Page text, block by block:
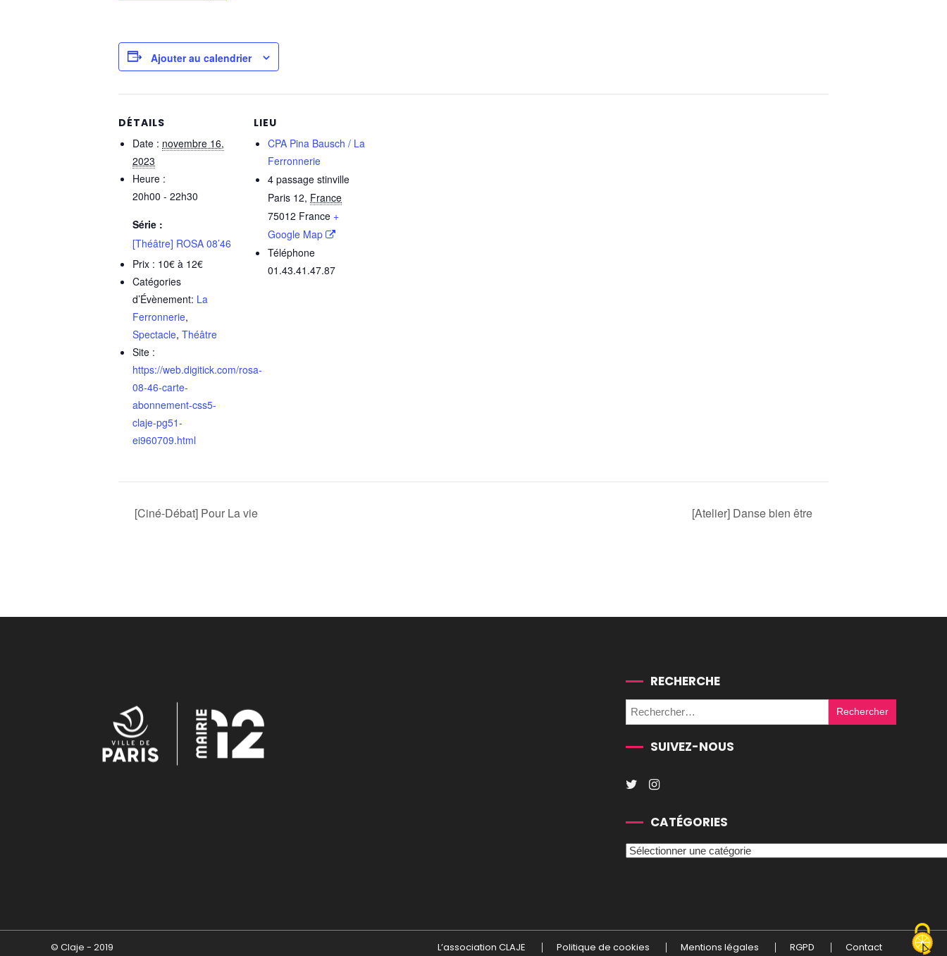
Ajouter au calendrier
DÉTAILS
Date : novembre 16,
2023
Heure :
20h00 - 22h30
Série :
[Théâtre] ROSA 08’46
Prix : 10€ à 12€
Catégories
d’Évènement: La
Ferronnerie,
Spectacle, Théâtre
Site :
https://web.digitick.com/rosa-
08-46-carte-
abonnement-css5-
claje-pg51-
ei960709.html
LIEU
CPA Pina Bausch / La
Ferronnerie
4 passage stinville
Paris 12, France
75012 France +
Google Map
Téléphone
01.43.41.47.87
[Ciné-Débat] Pour La vie [Atelier] Danse bien être
RECHERCHE
Rechercher :
SUIVEZ-NOUS
CATÉGORIES
Catégories
L’association CLAJE Politique de cookies Mentions légales RGPD Contact
© Claje - 2019